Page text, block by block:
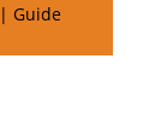
Guide